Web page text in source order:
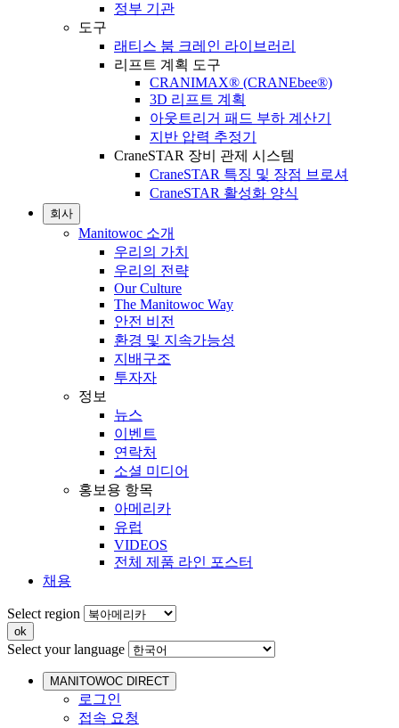
정부 기관
도구
래티스 붐 크레인 라이브러리
리프트 계획 도구
CRANIMAX® (CRANEbee®)
3D 리프트 계획
아웃트리거 패드 부하 계산기
지반 압력 추정기
CraneSTAR 장비 관제 시스템
CraneSTAR 특징 및 장점 브로셔
CraneSTAR 활성화 양식
회사
Manitowoc 소개
우리의 가치
우리의 전략
Our Culture
The Manitowoc Way
안전 비전
환경 및 지속가능성
지배구조
투자자
정보
뉴스
이벤트
연락처
소셜 미디어
홍보용 항목
아메리카
유럽
VIDEOS
전체 제품 라인 포스터
채용
Select region
Select your language
MANITOWOC DIRECT
로그인
접속 요청